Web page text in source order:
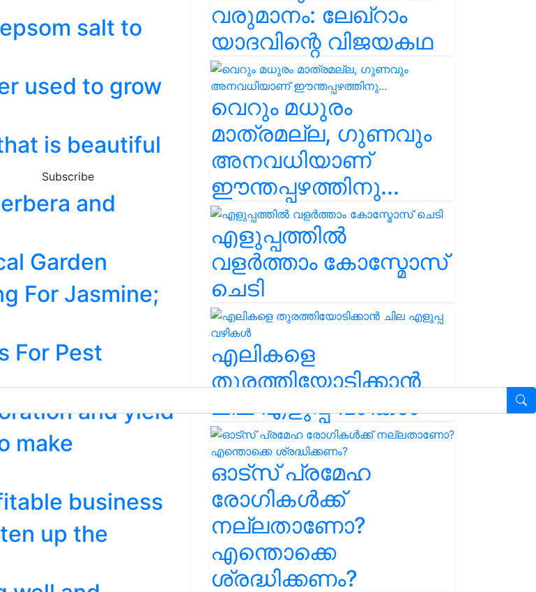
Subscribe
salt to
used to grow
is beautiful
and
Garden
For Jasmine;
For Pest
and yield
make
business
up the
വരുമാനം: ലേഖ്‌റാം
യാദവിന്റെ വിജയകഥ
വെറും മധുരം
മാത്രമല്ല, ഗുണവും
അനവധിയാണ്
ഈന്തപ്പഴത്തിനു...
എളുപ്പത്തിൽ
വളർത്താം കോസ്മോസ്
ചെടി
എലികളെ
തുരത്തിയോടിക്കാൻ
ചില എളുപ്പ വഴികൾ
ഓട്സ് പ്രമേഹ
രോഗികൾക്ക്
നല്ലതാണോ?
എന്തൊക്കെ
ശ്രദ്ധിക്കണം?